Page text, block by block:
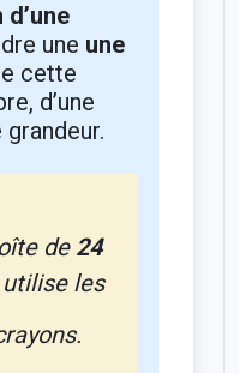
une une
cette
d’une
de 24
les